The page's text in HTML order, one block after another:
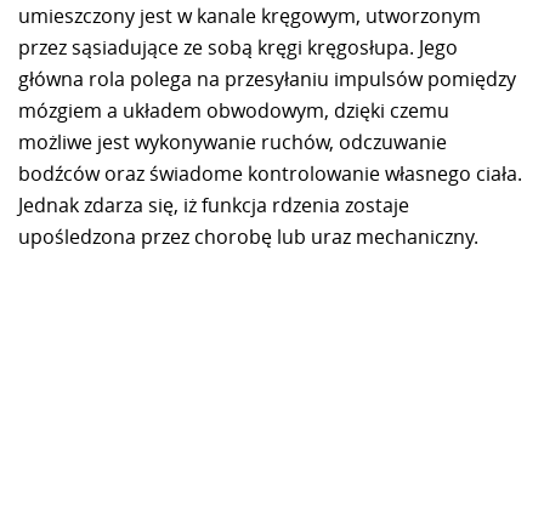
umieszczony jest w kanale kręgowym, utworzonym
przez sąsiadujące ze sobą kręgi kręgosłupa. Jego
główna rola polega na przesyłaniu impulsów pomiędzy
mózgiem a układem obwodowym, dzięki czemu
możliwe jest wykonywanie ruchów, odczuwanie
bodźców oraz świadome kontrolowanie własnego ciała.
Jednak zdarza się, iż funkcja rdzenia zostaje
upośledzona przez chorobę lub uraz mechaniczny.